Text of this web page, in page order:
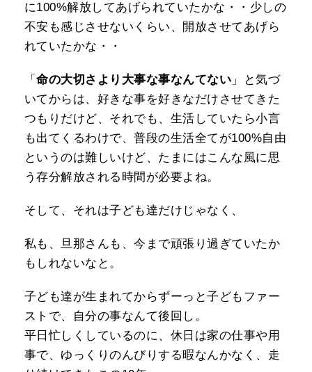
に100%解放してあげられていたかな・・少しの
不安も感じさせないくらい、開放させてあげら
れていたかな・・
「命の大切さより大事な事なんてない 」と気づ
いてからは、好きな事を好きなだけさせてきた
つもりだけど、それでも、生活していたら小言
も出てくるわけで、普段の生活全てが100%自由
というのは難しいけど、たまにはこんな風に思
う存分解放される時間が必要よね。
そして、それは子ども達だけじゃなく、
私も、旦那さんも、今まで頑張り過ぎていたか
もしれないなと。
子ども達が生まれてからずーっと子どもファー
ストで、自分の事なんて後回し。
平日忙しくしているのに、休日は家の仕事や用
事で、ゆっくりのんびりする暇なんかなく、走